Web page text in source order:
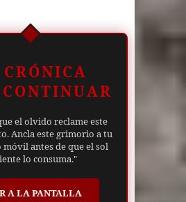
el olvido reclame este
Ancla este grimorio a tu
antes de que el sol
lo consuma."
A LA PANTALLA